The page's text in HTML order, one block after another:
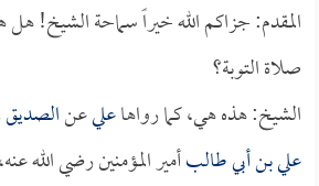
المقدم: جزاكم الله خيراً سماحة الشيخ!
صلاة التوبة؟
الشيخ: هذه هي، كما رواهاعليعنالصديق
علي بن أبي طالبأمير المؤمنين رضي الله